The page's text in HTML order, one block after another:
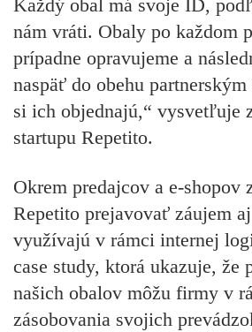
Každý obal má svoje ID,
nám vráti. Obaly po každom
prípadne opravujeme a
naspäť do obehu
si ich objednajú,“ vysvetľuje
startupu Repetito.
Okrem predajcov a e-shopov
Repetito prejavovať záujem
využívajú v rámci internej
case study, ktorá ukazuje, že
našich obalov môžu firmy v
zásobovania svojich